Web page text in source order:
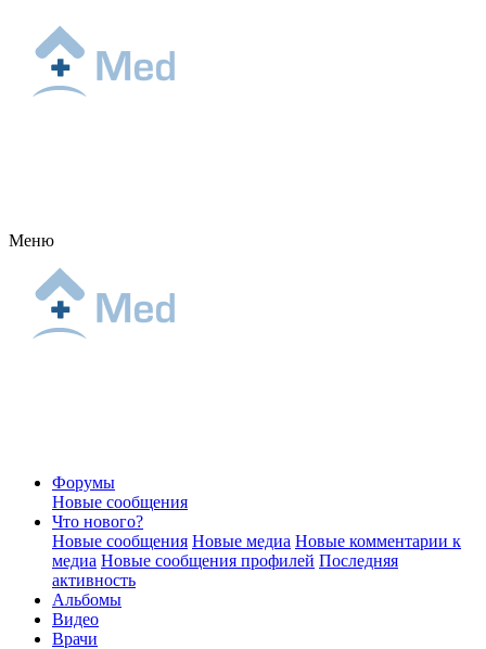
Меню
Форумы
Новые сообщения
Что нового?
Новые сообщения Новые медиа Новые комментарии к
медиа Новые сообщения профилей Последняя
активность
Альбомы
Видео
Врачи